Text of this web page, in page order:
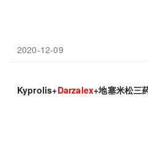
2020-12-09
Kyprolis+Darzalex+地塞米松三